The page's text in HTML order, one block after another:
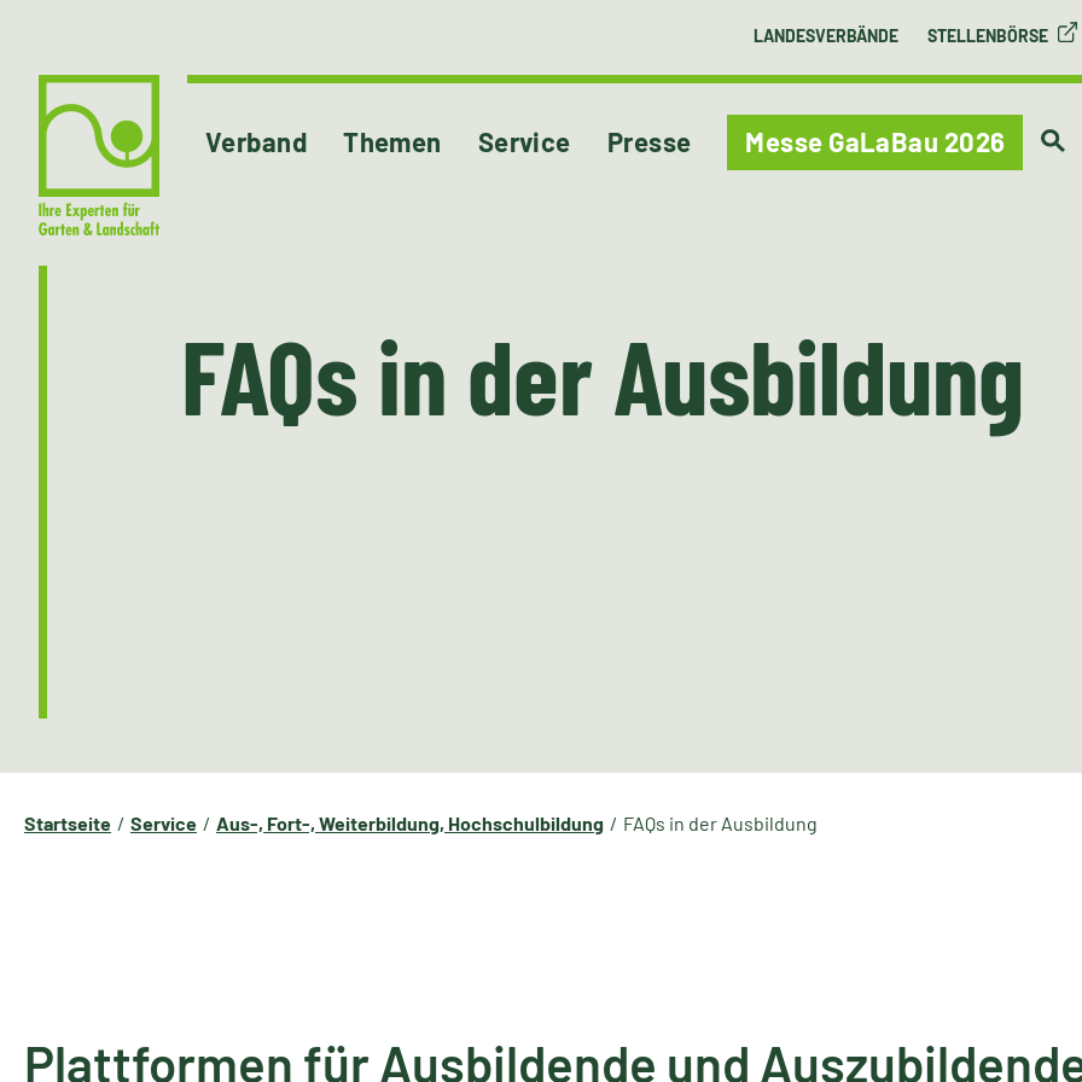
LANDESVERBÄNDE STELLENBÖRSE
Verband Themen Service Presse Messe GaLaBau 2026
FAQs in der Ausbildung
Startseite Service Aus-, Fort-, Weiterbildung, Hochschulbildung FAQs in der Ausbildung
Plattformen für Ausbildende und